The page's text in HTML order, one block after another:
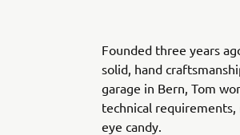
Founded three years
solid, hand
garage in Bern, Tom
technical
eye candy.